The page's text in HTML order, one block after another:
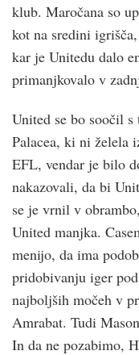
klub. Maročana so
kot na sredini
kar je Unitedu dalo
primanjkovalo v
United se bo soočil
Palacea, ki ni želela
EFL, vendar je bilo
nakazovali, da bi
se je vrnil v
United manjka.
menijo, da ima
pridobivanju iger
najboljših močeh v
Amrabat. Tudi
In da ne pozabimo,